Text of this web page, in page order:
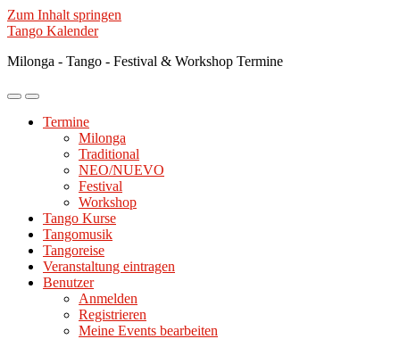
Zum Inhalt springen
Tango Kalender
Milonga - Tango - Festival & Workshop Termine
Mobile-
ein-/ausblenden
Suchfeld
ein-/ausblenden
Termine
Milonga
Traditional
NEO/NUEVO
Festival
Workshop
Tango Kurse
Tangomusik
Tangoreise
Veranstaltung eintragen
Benutzer
Anmelden
Registrieren
Meine Events bearbeiten